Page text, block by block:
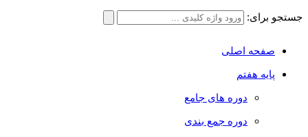
جستجو برای:
صفحه اصلی
پایه هفتم
دوره های جامع
دوره جمع بندی